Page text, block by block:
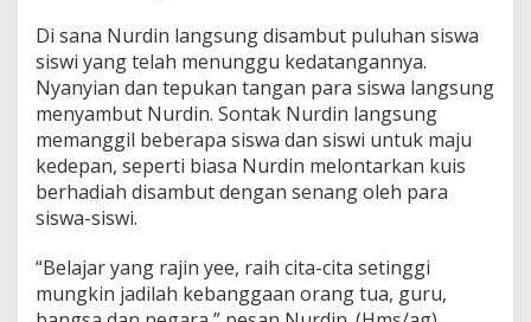
Di sana Nurdin langsung disambut puluhan siswa
siswi yang telah menunggu kedatangannya.
Nyanyian dan tepukan tangan para siswa langsung
menyambut Nurdin. Sontak Nurdin langsung
memanggil beberapa siswa dan siswi untuk maju
kedepan, seperti biasa Nurdin melontarkan kuis
berhadiah disambut dengan senang oleh para
siswa-siswi.
“Belajar yang rajin yee, raih cita-cita setinggi
mungkin jadilah kebanggaan orang tua, guru,